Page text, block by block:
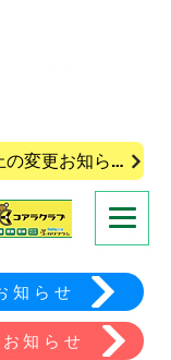
知らせ
知らせ
オイル交換一時停止の変更お知らせ